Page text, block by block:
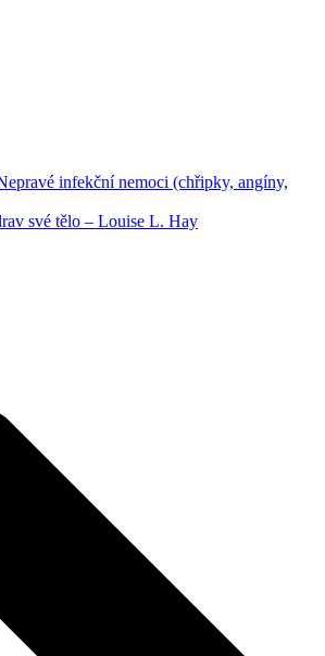
infekční nemoci (chřipky, angíny,
své tělo – Louise L. Hay